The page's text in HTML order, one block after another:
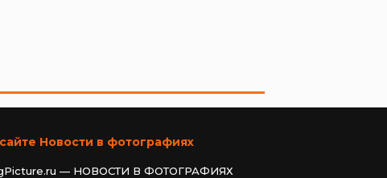
Новости в фотографиях
— НОВОСТИ В ФОТОГРАФИЯХ